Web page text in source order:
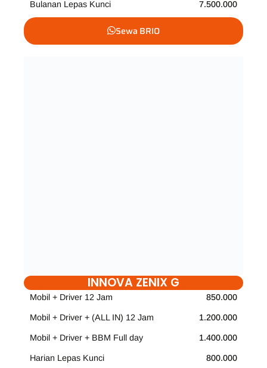
Bulanan Lepas Kunci 7.500.000
Sewa BRIO
INNOVA ZENIX G
Mobil + Driver 12 Jam 850.000
Mobil + Driver + (ALL IN) 12 Jam 1.200.000
Mobil + Driver + BBM Full day 1.400.000
Harian Lepas Kunci 800.000